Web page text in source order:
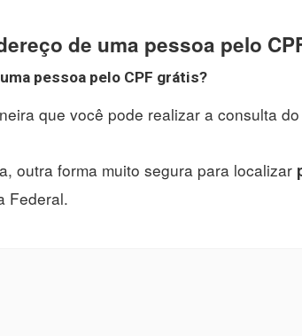
de uma pessoa pelo
pessoa pelo CPF grátis?
que você pode realizar a consulta
outra forma muito segura para localizar
Federal.